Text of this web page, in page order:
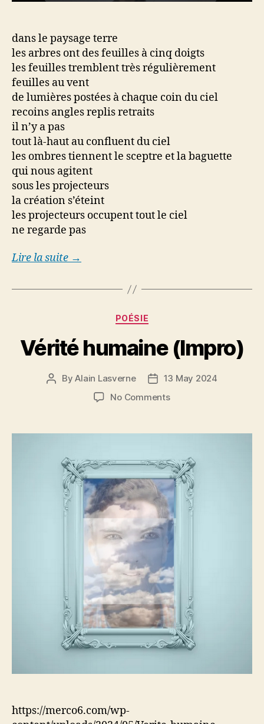
dans le paysage terre
les arbres ont des feuilles à cinq doigts
les feuilles tremblent très régulièrement
feuilles au vent
de lumières postées à chaque coin du ciel
recoins angles replis retraits
il n’y a pas
tout là-haut au confluent du ciel
les ombres tiennent le sceptre et la baguette
qui nous agitent
sous les projecteurs
la création s’éteint
les projecteurs occupent tout le ciel
ne regarde pas
Lire la suite →
Categories
POÉSIE
Vérité humaine (Impro)
PostByAlain Lasverne
Post13 May 2024
No Commentson
(Impro)
https://merco6.com/wp-